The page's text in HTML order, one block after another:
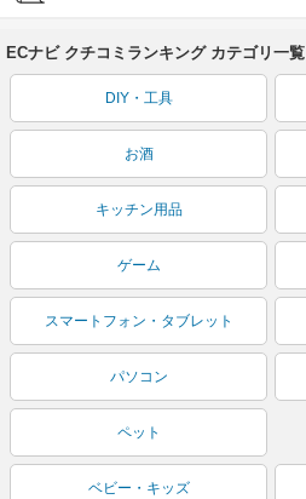
ECナビ クチコミランキング カテゴリ一覧
DIY・工具
お酒
キッチン用品
ゲーム
スマートフォン・タブレット
パソコン
ペット
ベビー・キッズ